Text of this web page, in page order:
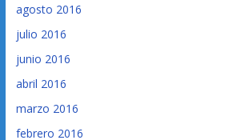
agosto 2016
julio 2016
junio 2016
abril 2016
marzo 2016
febrero 2016